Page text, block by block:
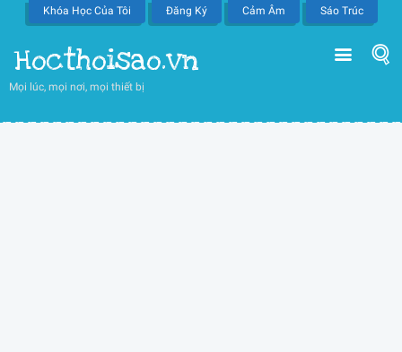
Khóa Học Của Tôi Đăng Ký Cảm Âm Sáo Trúc
Hocthoisao.vn
Mọi lúc, mọi nơi, mọi thiết bị